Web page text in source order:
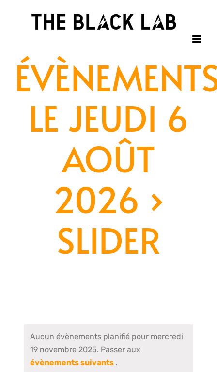
LE JEUDI 6
AOÛT
2026 ›
SLIDER
Aucun évènements planifié pour mercredi
19 novembre 2025. Passer aux
évènements suivants .